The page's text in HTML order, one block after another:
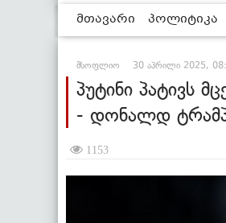
მთავარი პოლიტიკა
მსოფლიო 30 აპრილი 2025,
პუტინი პატივს
- დონალდ
1153